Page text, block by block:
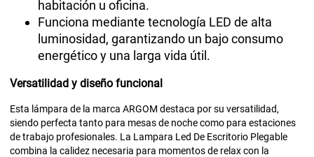
habitación u oficina.
Funciona mediante tecnología LED de alta
luminosidad, garantizando un bajo consumo
energético y una larga vida útil.
Versatilidad y diseño funcional
Esta lámpara de la marca ARGOM destaca por su versatilidad,
siendo perfecta tanto para mesas de noche como para estaciones
de trabajo profesionales. La Lampara Led De Escritorio Plegable
combina la calidez necesaria para momentos de relax con la